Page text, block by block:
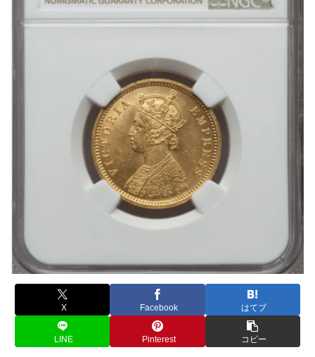
X Facebook はてブ
LINE Pinterest コピー